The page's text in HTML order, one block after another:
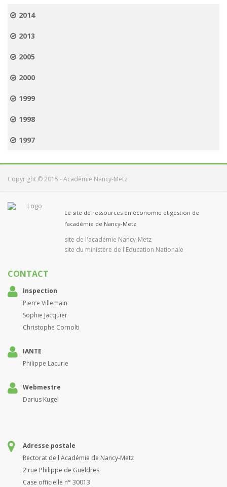
2014
2013
2005
2000
1999
1998
1997
Copyright © 2015 - Académie Nancy-Metz
Le site de ressources en économie et gestion de
l'académie de Nancy-Metz
site de l'académie Nancy-Metz
site du ministère de l'Education Nationale
CONTACT
Inspection
Pierre Villemain
Sophie Jacquier
Christophe Cornolti
IANTE
Philippe Lacurie
Webmestre
Darius Kugel
Adresse postale
Rectorat de l'Académie de Nancy-Metz
2 rue Philippe de Gueldres
Case officielle n° 30013